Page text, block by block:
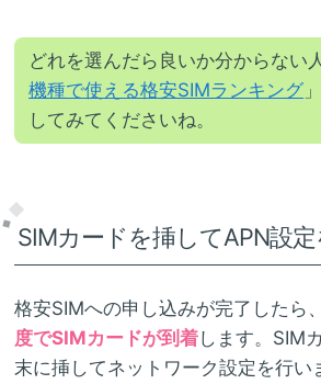
どれを選んだら良いか分からない
機種で使える格安SIMランキング
してみてくださいね。
SIMカードを挿してAPN設定
格安SIMへの申し込みが完了したら、
度でSIMカードが到着します。SIM
末に挿してネットワーク設定を行い